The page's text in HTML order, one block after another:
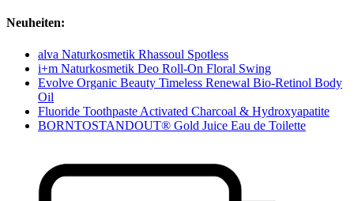
Neuheiten:
alva Naturkosmetik Rhassoul Spotless
i+m Naturkosmetik Deo Roll-On Floral Swing
Evolve Organic Beauty Timeless Renewal Bio-Retinol Body
Oil
Fluoride Toothpaste Activated Charcoal & Hydroxyapatite
BORNTOSTANDOUT® Gold Juice Eau de Toilette